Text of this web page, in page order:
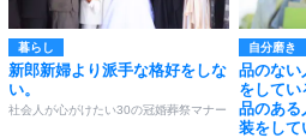
暮らし
新郎新婦より派手な格好をしな
い。
社会人が心がけたい30の冠婚葬祭マナー
自分磨き
品のない
をしてい
品のある
装をして